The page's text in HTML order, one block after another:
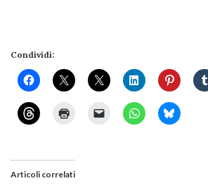
Condividi:
Articoli correlati